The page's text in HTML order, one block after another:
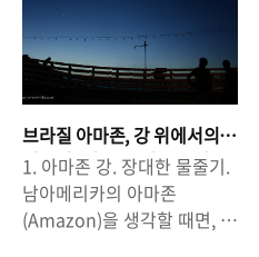
브라질 아마존, 강 위에서의
일주일 -잊을 수 없는 순간,
친구들.
1. 아마존 강. 장대한 물줄기.
남아메리카의 아마존
(Amazon)을 생각할 때면, 우